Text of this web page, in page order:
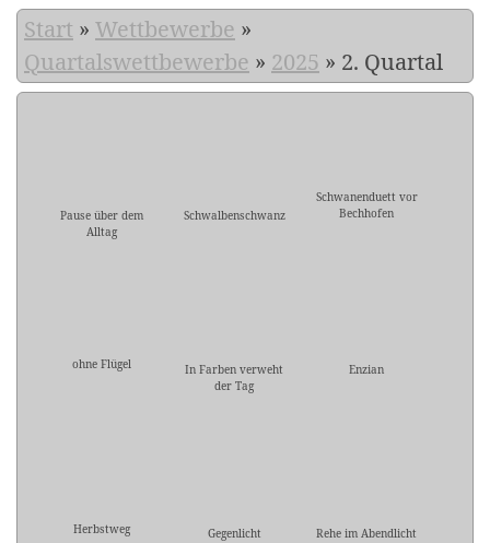
Start » Wettbewerbe »
Quartalswettbewerbe » 2025 » 2. Quartal
Pause über dem
Alltag
Schwalbenschwanz
Schwanenduett vor
Bechhofen
ohne Flügel
In Farben verweht
der Tag
Enzian
Herbstweg Gegenlicht Rehe im Abendlicht